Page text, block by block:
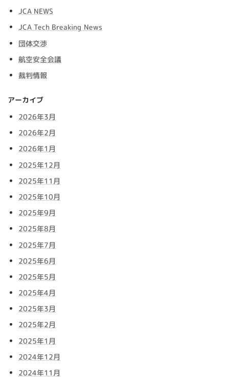
JCA NEWS
JCA Tech Breaking News
団体交渉
航空安全会議
裁判情報
アーカイブ
2026年3月
2026年2月
2026年1月
2025年12月
2025年11月
2025年10月
2025年9月
2025年8月
2025年7月
2025年6月
2025年5月
2025年4月
2025年3月
2025年2月
2025年1月
2024年12月
2024年11月